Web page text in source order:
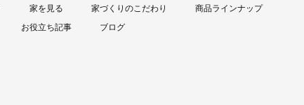
家を見る 家づくりのこだわり
商品ラインナップ
お役立ち記事
ブログ